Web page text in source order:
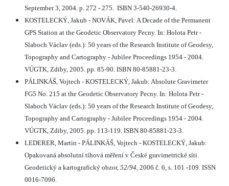
September 3, 2004. p. 272 - 275. ISBN 3-540-26930-4.
KOSTELECKÝ, Jakub - NOVÁK, Pavel: A Decade of the Permanent
GPS Station at the Geodetic Observatory Pecny. In: Holota Petr -
Slaboch Václav (eds.): 50 years of the Research Institute of Geodesy,
Topography and Cartography - Jubilee Proceedings 1954 - 2004.
VÚGTK, Zdiby, 2005. pp. 85-90. ISBN 80-85881-23-3.
PÁLINKÁŠ, Vojtech - KOSTELECKÝ, Jakub: Absolute Gravimeter
FG5 No. 215 at the Geodetic Observatory Pecny. In: Holota Petr -
Slaboch Václav (eds.): 50 years of the Research Institute of Geodesy,
Topography and Cartography - Jubilee Proceedings 1954 - 2004.
VÚGTK, Zdiby, 2005. pp. 113-119. ISBN 80-85881-23-3.
LEDERER, Martin - PÁLINKÁŠ, Vojtech - KOSTELECKÝ, Jakub:
Opakovaná absolutní tíhová měření v České gravimetrické síti.
Geodetický a kartografický obzor, 52/94, 2006 č. 6, s. 101 -109. ISSN
0016-7096.